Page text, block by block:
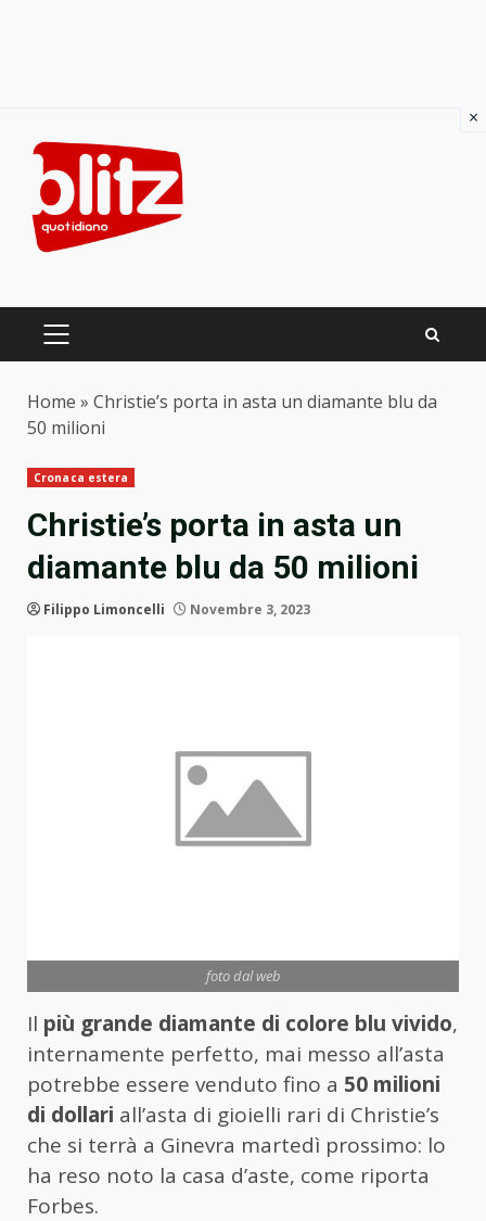
content
PRIMARY
Home » Christie’s porta in asta un diamante blu da
50 milioni
Cronaca estera
Christie’s porta in asta un
diamante blu da 50 milioni
Filippo Limoncelli Novembre 3, 2023
foto dal web
Il più grande diamante di colore blu vivido,
internamente perfetto, mai messo all’asta
potrebbe essere venduto fino a 50 milioni
di dollari all’asta di gioielli rari di Christie’s
che si terrà a Ginevra martedì prossimo: lo
ha reso noto la casa d’aste, come riporta
Forbes.
×